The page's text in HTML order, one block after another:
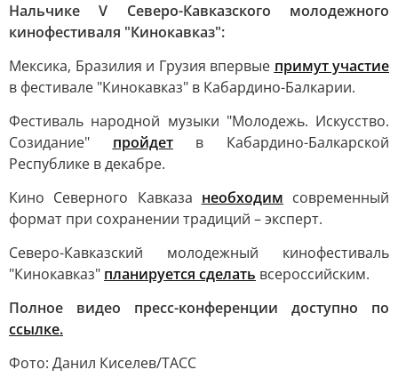
Нальчике V Северо-Кавказского молодежного
кинофестиваля "Кинокавказ":
Мексика, Бразилия и Грузия впервые примут участие
в фестивале "Кинокавказ" в Кабардино-Балкарии.
Фестиваль народной музыки "Молодежь. Искусство.
Созидание" пройдетв Кабардино-Балкарской
Республике в декабре.
Кино Северного Кавказа необходим современный
формат при сохранении традиций – эксперт.
Северо-Кавказский молодежный кинофестиваль
"Кинокавказ" планируется сделать всероссийским.
Полное видео пресс-конференции доступно по
ссылке.
Фото: Данил Киселев/ТАСС